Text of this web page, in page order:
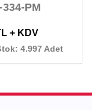
PM
+ KDV
4.997 Adet